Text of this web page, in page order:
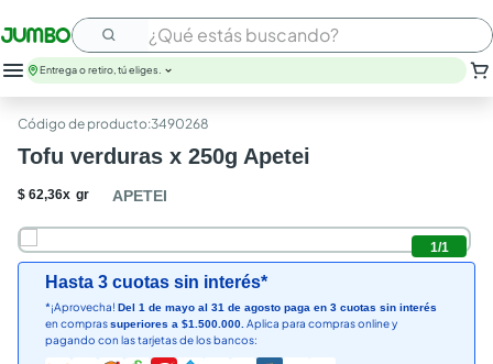
¿Qué estás buscando?
huevos
arroz
papel higienico
queso
nutribela
pollo
cafe
Entrega o retiro, tú eliges.
:3490268
Tofu verduras x 250g Apetei
$ 62,36x gr APETEI
1/1
Hasta 3 cuotas sin interés*
*¡Aprovecha! Del 1 de mayo al 31 de agosto paga en 3 cuotas sin interés
en comprassuperiores a $1.500.000. Aplica para compras online y
pagando con las tarjetas de los bancos: